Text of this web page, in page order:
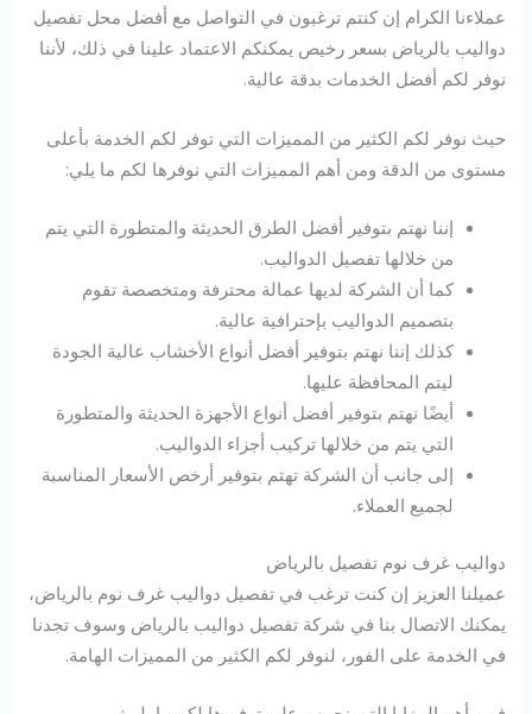
عملاءنا الكرام إن كنتم ترغبون في التواصل مع أفضل محل تفصيل
دواليب بالرياض بسعر رخيص يمكنكم الاعتماد علينا في ذلك، لأننا
نوفر لكم أفضل الخدمات بدقة عالية.
حيث نوفر لكم الكثير من المميزات التي توفر لكم الخدمة بأعلى
مستوى من الدقة ومن أهم المميزات التي نوفرها لكم ما يلي:
إننا نهتم بتوفير أفضل الطرق الحديثة والمتطورة التي يتم
من خلالها تفصيل الدواليب.
كما أن الشركة لديها عمالة محترفة ومتخصصة تقوم
بتصميم الدواليب بإحترافية عالية.
كذلك إننا نهتم بتوفير أفضل أنواع الأخشاب عالية الجودة
ليتم المحافظة عليها.
أيضًا نهتم بتوفير أفضل أنواع الأجهزة الحديثة والمتطورة
التي يتم من خلالها تركيب أجزاء الدواليب.
إلى جانب أن الشركة تهتم بتوفير أرخص الأسعار المناسبة
لجميع العملاء.
دواليب غرف نوم تفصيل بالرياض
عميلنا العزيز إن كنت ترغب في تفصيل دواليب غرف نوم بالرياض،
يمكنك الاتصال بنا في شركة تفصيل دواليب بالرياض وسوف تجدنا
في الخدمة على الفور، لنوفر لكم الكثير من المميزات الهامة.